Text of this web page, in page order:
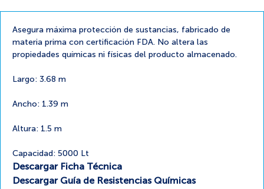
Asegura máxima protección de sustancias, fabricado de
materia prima con certificación FDA. No altera las
propiedades químicas ni físicas del producto almacenado.
Largo: 3.68 m
Ancho: 1.39 m
Altura: 1.5 m
Capacidad: 5000 Lt
Descargar Ficha Técnica
Descargar Guía de Resistencias Químicas